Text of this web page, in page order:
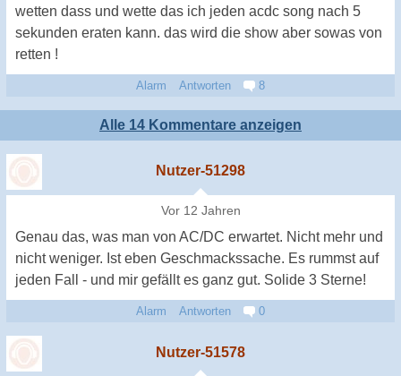
wetten dass und wette das ich jeden acdc song nach 5
sekunden eraten kann. das wird die show aber sowas von
retten !
Alarm Antworten 8
Alle 14 Kommentare anzeigen
Nutzer-51298
Vor 12 Jahren
Genau das, was man von AC/DC erwartet. Nicht mehr und
nicht weniger. Ist eben Geschmackssache. Es rummst auf
jeden Fall - und mir gefällt es ganz gut. Solide 3 Sterne!
Alarm Antworten 0
Nutzer-51578